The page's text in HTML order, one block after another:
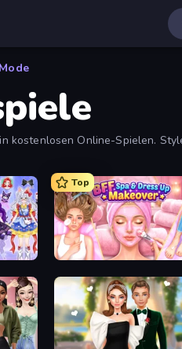
Mode
kostenlosen Online-Spielen.
Game
Top